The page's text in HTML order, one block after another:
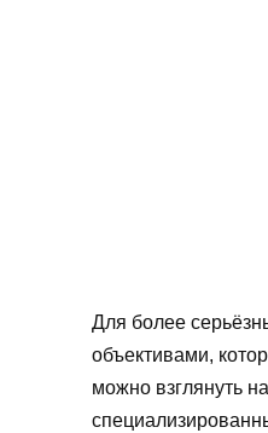
Для более
объективами,
можно взглянуть